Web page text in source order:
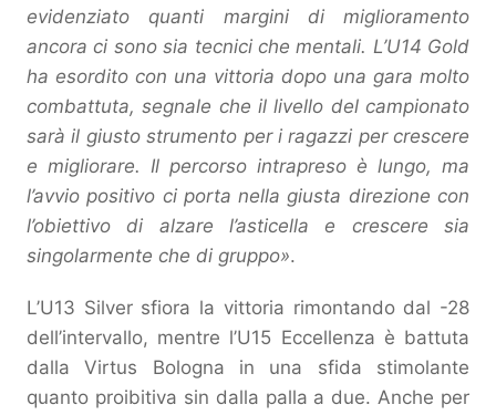
evidenziato quanti margini di miglioramento
ancora ci sono sia tecnici che mentali. L’U14 Gold
ha esordito con una vittoria dopo una gara molto
combattuta, segnale che il livello del campionato
sarà il giusto strumento per i ragazzi per crescere
e migliorare. Il percorso intrapreso è lungo, ma
l’avvio positivo ci porta nella giusta direzione con
l’obiettivo di alzare l’asticella e crescere sia
singolarmente che di gruppo».
L’U13 Silver sfiora la vittoria rimontando dal -28
dell’intervallo, mentre l’U15 Eccellenza è battuta
dalla Virtus Bologna in una sfida stimolante
quanto proibitiva sin dalla palla a due. Anche per